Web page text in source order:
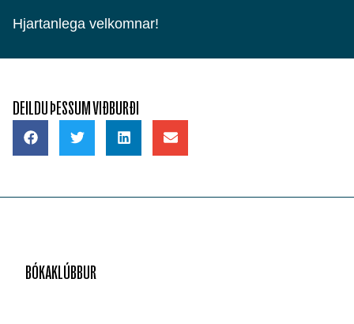
Hjartanlega velkomnar!
DEILDU ÞESSUM VIÐBURÐI
BÓKAKLÚBBUR